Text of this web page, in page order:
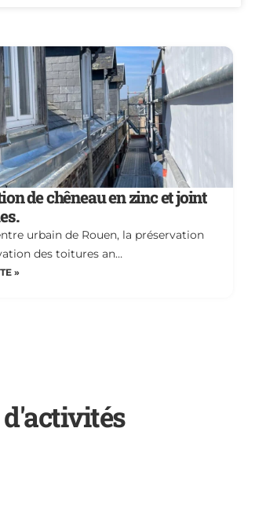
de chêneau en zinc et joint
urbain de Rouen, la préservation
des toitures an…
»
d'activités